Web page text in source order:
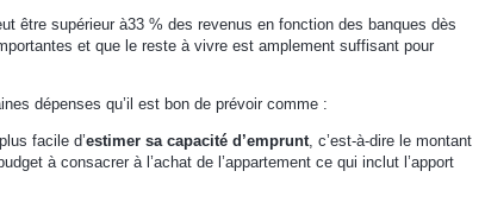
être supérieur à33 % des revenus en fonction des banques dès
et que le reste à vivre est amplement suffisant pour
dépenses qu’il est bon de prévoir comme :
facile d’estimer sa capacité d’emprunt, c’est-à-dire le montant
à consacrer à l’achat de l’appartement ce qui inclut l’apport